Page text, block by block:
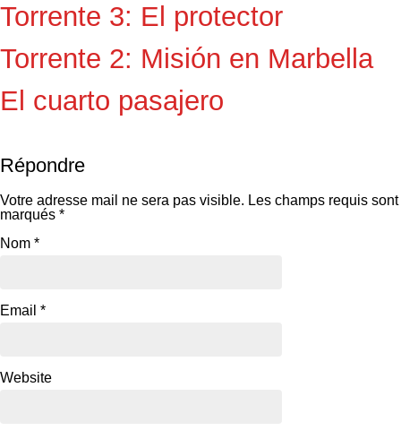
Torrente 3: El protector
Torrente 2: Misión en Marbella
El cuarto pasajero
Répondre
Votre adresse mail ne sera pas visible. Les champs requis sont
marqués *
Nom *
Email *
Website